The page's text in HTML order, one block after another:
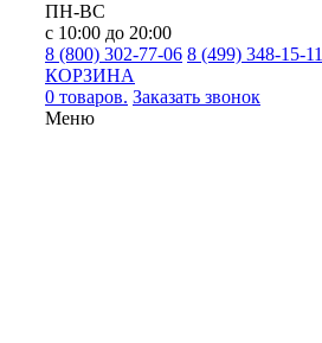
ПН-ВС
с 10:00 до 20:00
8 (800) 302-77-06 8 (499) 348-15-11
КОРЗИНА
0 товаров. Заказать звонок
Меню